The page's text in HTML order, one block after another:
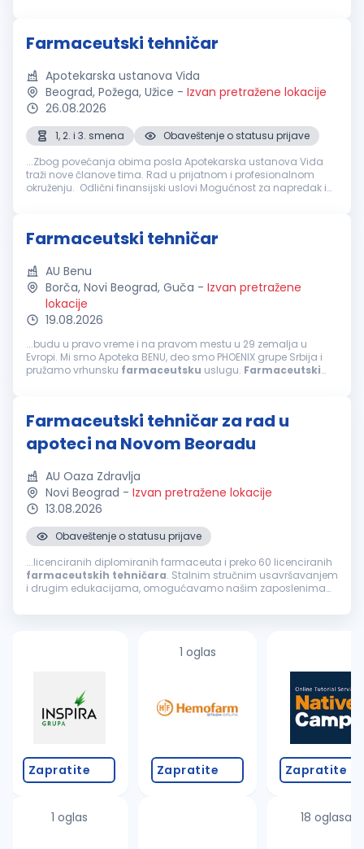
Farmaceutski tehničar
Apotekarska ustanova Vida
Beograd, Požega, Užice - Izvan pretražene lokacije
26.08.2026
1, 2. i 3. smena
Obaveštenje o statusu prijave
...Zbog povećanja obima posla Apotekarska ustanova Vida
traži nove članove tima. Rad u prijatnom i profesionalnom
okruženju. Odlični finansijski uslovi Mogućnost za napredak i
Farmaceutski tehničar
AU Benu
Borča, Novi Beograd, Guča - Izvan pretražene
lokacije
19.08.2026
...budu u pravo vreme i na pravom mestu u 29 zemalja u
Evropi. Mi smo Apoteka BENU, deo smo PHOENIX grupe Srbija i
pružamo vrhunsku farmaceutsku uslugu. Farmaceutski
Farmaceutski tehničar za rad u
apoteci na Novom Beoradu
AU Oaza Zdravlja
Novi Beograd - Izvan pretražene lokacije
13.08.2026
Obaveštenje o statusu prijave
...licenciranih diplomiranih farmaceuta i preko 60 licenciranih
farmaceutskih tehničara. Stalnim stručnim usavršavanjem
i drugim edukacijama, omogućavamo našim zaposlenima
koji svojom stručnošću...
Zapratite
1 oglas
1 oglas
Zapratite Zapratite
18 oglasa